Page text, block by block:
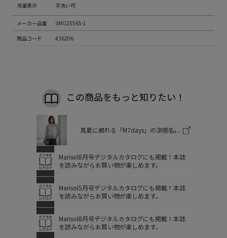
洗濯表示
手洗い可
メーカー品番
SMG25565-1
商品コード
436206
この商品をもっと知りたい！
真夏に頼れる「M7days」の涼感名品
Marisol8月号デジタルカタログにも掲載！本誌
を読みながらお買い物が楽しめます。
Marisol5月号デジタルカタログにも掲載！本誌
を読みながらお買い物が楽しめます。
Marisol8月号デジタルカタログにも掲載！本誌
を読みながらお買い物が楽しめます。